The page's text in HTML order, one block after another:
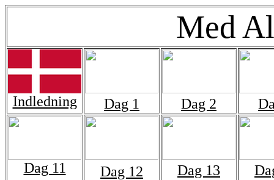
Med
Indledning Dag 1 Dag 2
Dag 11 Dag 12 Dag 13